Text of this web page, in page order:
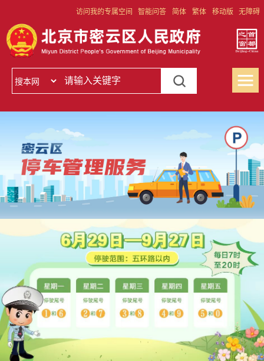
访问我的专属空间 智能问答 简体 繁体 移动版 无障碍